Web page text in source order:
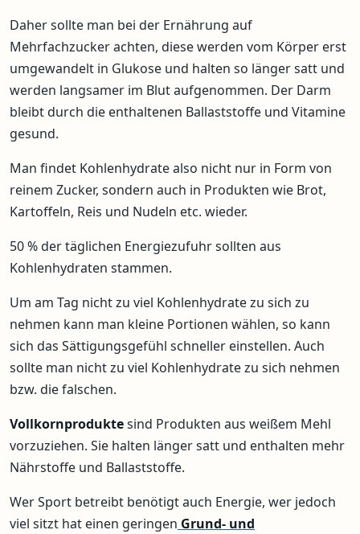
Daher sollte man bei der Ernährung auf
Mehrfachzucker achten, diese werden vom Körper erst
umgewandelt in Glukose und halten so länger satt und
werden langsamer im Blut aufgenommen. Der Darm
bleibt durch die enthaltenen Ballaststoffe und Vitamine
gesund.
Man findet Kohlenhydrate also nicht nur in Form von
reinem Zucker, sondern auch in Produkten wie Brot,
Kartoffeln, Reis und Nudeln etc. wieder.
50 % der täglichen Energiezufuhr sollten aus
Kohlenhydraten stammen.
Um am Tag nicht zu viel Kohlenhydrate zu sich zu
nehmen kann man kleine Portionen wählen, so kann
sich das Sättigungsgefühl schneller einstellen. Auch
sollte man nicht zu viel Kohlenhydrate zu sich nehmen
bzw. die falschen.
Vollkornproduktesind Produkten aus weißem Mehl
vorzuziehen. Sie halten länger satt und enthalten mehr
Nährstoffe und Ballaststoffe.
Wer Sport betreibt benötigt auch Energie, wer jedoch
viel sitzt hat einen geringen Grund- und